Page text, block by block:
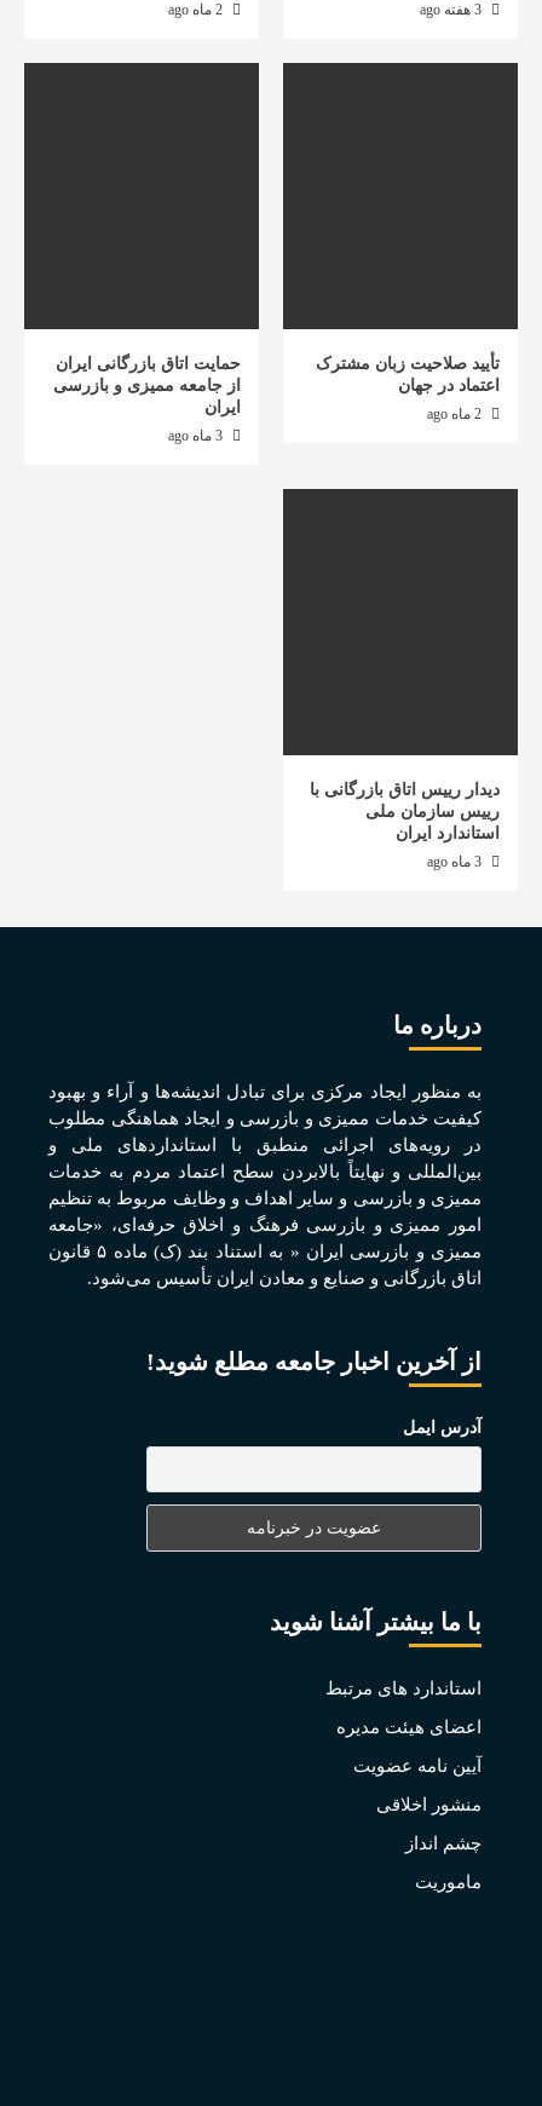
تأیید صلاحیت زبان مشترک
اعتماد در جهان
حمایت اتاق بازرگانی ایران
از جامعه ممیزی و بازرسی
ایران
دیدار رییس اتاق بازرگانی با
رییس سازمان ملی
استاندارد ایران
درباره ما
به منظور ايجاد مرکزی برای تبادل انديشه‌ها و آراء و بهبود
کيفيت خدمات مميزی و بازرسی و ايجاد هماهنگی مطلوب
در رويه‌های اجرائی منطبق با استانداردهای ملی و
بين‌المللی و نهايتاً بالابردن سطح اعتماد مردم به خدمات
مميزی و بازرسی و ساير اهداف و وظايف مربوط به تنظيم
امور مميزی و بازرسی فرهنگ و اخلاق حرفه‌ای، «جامعه
مميزی و بازرسی ايران « به استناد بند (ک) ماده ۵ قانون
اتاق بازرگانی و صنايع و معادن ايران تأسيس می‌شود.
از آخرین اخبار جامعه مطلع شوید!
آدرس ایمل
با ما بیشتر آشنا شوید
استاندارد های مرتبط
اعضای هیئت مدیره
آیین نامه عضویت
منشور اخلاقی
چشم انداز
ماموریت